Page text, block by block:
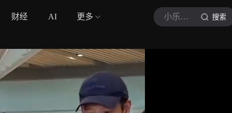
财经 AI 更多 小乐侃体坛 搜索